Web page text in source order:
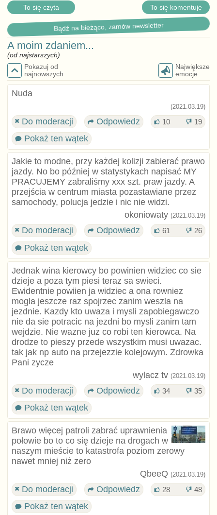
To się czyta To się komentuje
Bądź na bieżąco, zamów newsletter
A moim zdaniem...
(od najstarszych)
Pokazuj od
najnowszych
Największe
emocje
Nuda
(2021.03.19)
Do moderacji Odpowiedz 10 19
Pokaż ten wątek
Jakie to modne, przy każdej kolizji zabierać prawo
jazdy. No bo później w statystykach napisać MY
PRACUJEMY zabraliśmy xxx szt. praw jazdy. A
przejścia w centrum miasta pozastawiane przez
samochody, polucja jedzie i nic nie widzi.
okoniowaty (2021.03.19)
Do moderacji Odpowiedz 61 26
Pokaż ten wątek
Jednak wina kierowcy bo powinien widziec co sie
dzieje a poza tym piesi teraz sa swieci.
Ewidentnie powiien ja widziec a ona rowniez
mogla jeszcze raz spojrzec zanim weszla na
jezdnie. Kazdy kto uwaza i mysli zapobiegawczo
nie da sie potracic na jezdni bo mysli zanim tam
wejdzie. Nie wazne juz co robi ten kierowca. Na
drodze to pieszy przede wszystkim musi uwazac.
tak jak np auto na przejezzie kolejowym. Zdrowka
Pani zycze
wylacz tv (2021.03.19)
Do moderacji Odpowiedz 34 35
Pokaż ten wątek
Brawo więcej patroli zabrać uprawnienia
połowie bo to co się dzieje na drogach w
naszym mieście to katastrofa poziom zerowy
nawet mniej niż zero
QbeeQ (2021.03.19)
Do moderacji Odpowiedz 28 48
Pokaż ten wątek